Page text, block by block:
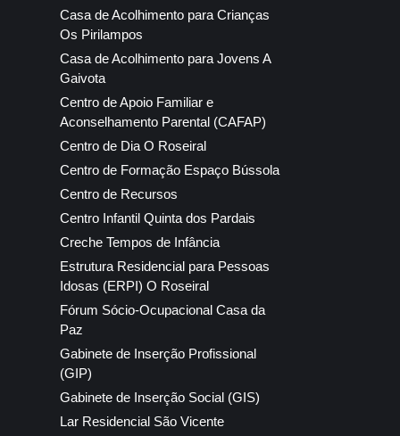
Casa de Acolhimento para Crianças
Os Pirilampos
Casa de Acolhimento para Jovens A
Gaivota
Centro de Apoio Familiar e
Aconselhamento Parental (CAFAP)
Centro de Dia O Roseiral
Centro de Formação Espaço Bússola
Centro de Recursos
Centro Infantil Quinta dos Pardais
Creche Tempos de Infância
Estrutura Residencial para Pessoas
Idosas (ERPI) O Roseiral
Fórum Sócio-Ocupacional Casa da
Paz
Gabinete de Inserção Profissional
(GIP)
Gabinete de Inserção Social (GIS)
Lar Residencial São Vicente